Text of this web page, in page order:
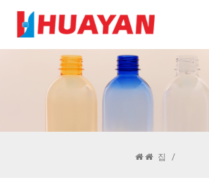
집 /